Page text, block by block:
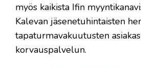
myös kaikista Ifin
Kalevan jäsenetuhintaisten
tapaturmavakuutusten
korvauspalvelun.